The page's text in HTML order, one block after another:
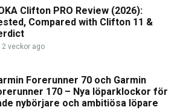
Clifton PRO Review (2026):
Compared with Clifton 11 &
2 veckor ago
Forerunner 70 och Garmin
170 – Nya löparklockor för
nybörjare och ambitiösa löpare